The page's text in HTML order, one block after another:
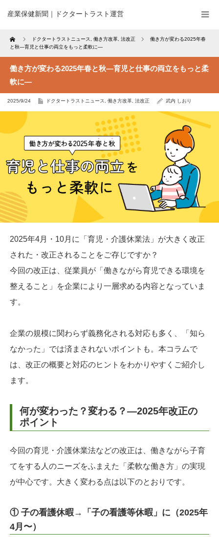
産業保健新聞｜ドクタートラスト運営
Home ドクタートラストニュース 働き方改革 法改正
働き方が変わる2025年春
と秋―育児と仕事の両立をもっと柔軟に―
働き方が変わる2025年春と秋―育児と仕事の両立をもっと柔
軟に―
2025/9/24 ドクタートラストニュース 働き方改革 法改正 武内 しおり
2025年4月・10月に「育児・介護休業法」が大きく改正
された・改正されることをご存じですか？
今回の改正は、従業員が「働きながら育児できる環境を
整えること」を企業により一層求める内容となっていま
す。
企業の規模に関わらず義務化される対応も多く、「知ら
なかった」では済まされないポイントも。本コラムで
は、改正の概要と対応のヒントをわかりやすくご紹介し
ます。
何が変わった？変わる？―2025年改正の
ポイント
今回の育児・介護休業法などの改正は、働きながら子育
てをする人のニーズをふまえた「柔軟な働き方」の実現
が中心です。大きく変わる点は以下のとおりです。
① 子の看護休暇→「子の看護等休暇」に（2025年
4月〜）